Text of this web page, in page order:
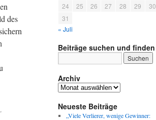
des
,
24
25 26 27 28 29
30
31
« Juli
Beiträge suchen und finden
Archiv
Archiv
Neueste Beiträge
„Viele Verlierer, wenige Gewinner: